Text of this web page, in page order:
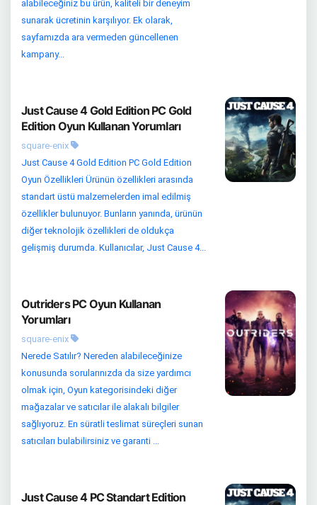
alabileceğiniz bu ürün, kaliteli bir deneyim
sunarak ücretinin karşılıyor. Ek olarak,
sayfamızda ara vermeden güncellenen
kampany...
Just Cause 4 Gold Edition PC Gold
Edition Oyun Kullanan Yorumları
square-enix
Just Cause 4 Gold Edition PC Gold Edition
Oyun Özellikleri Ürünün özellikleri arasında
standart üstü malzemelerden imal edilmiş
özellikler bulunuyor. Bunların yanında, ürünün
diğer teknolojik özellikleri de oldukça
gelişmiş durumda. Kullanıcılar, Just Cause 4...
Outriders PC Oyun Kullanan
Yorumları
square-enix
Nerede Satılır? Nereden alabileceğinize
konusunda sorularınızda da size yardımcı
olmak için, Oyun kategorisindeki diğer
mağazalar ve satıcılar ile alakalı bilgiler
sağlıyoruz. En süratli teslimat süreçleri sunan
satıcıları bulabilirsiniz ve garanti ...
Just Cause 4 PC Standart Edition